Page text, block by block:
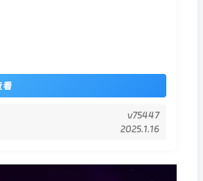
看
v75447
2025.1.16